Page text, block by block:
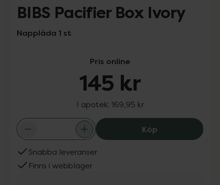
BIBS Pacifier Box Ivory
Napplåda 1 st
Pris online
145 kr
I apotek: 169,95 kr
KöpBIBS Pacifier
Snabba leveranser
Finns i webblager